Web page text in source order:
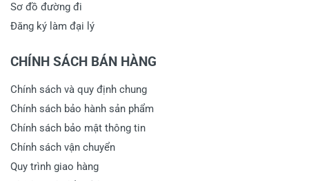
Sơ đồ đường đi
Đăng ký làm đại lý
CHÍNH SÁCH BÁN HÀNG
Chính sách và quy định chung
Chính sách bảo hành sản phẩm
Chính sách bảo mật thông tin
Chính sách vận chuyển
Quy trình giao hàng